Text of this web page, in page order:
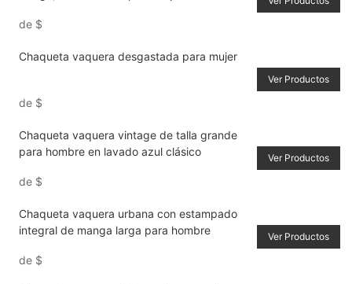
de $
Chaqueta vaquera desgastada para mujer
de $
Ver Productos
Chaqueta vaquera vintage de talla grande
para hombre en lavado azul clásico
de $
Ver Productos
Chaqueta vaquera urbana con estampado
integral de manga larga para hombre
de $
Ver Productos